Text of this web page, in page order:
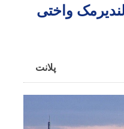
واختی
پلانت